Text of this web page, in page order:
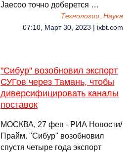
Jaecoo точно доберется …
Технологии, Наука
07:10, Март 30, 2023 | ixbt.com
"Сибур" возобновил экспорт
СУГов через Тамань, чтобы
диверсифицировать каналы
поставок
МОСКВА, 27 фев - РИА Новости/
Прайм. "Сибур" возобновил
спустя четыре года экспорт